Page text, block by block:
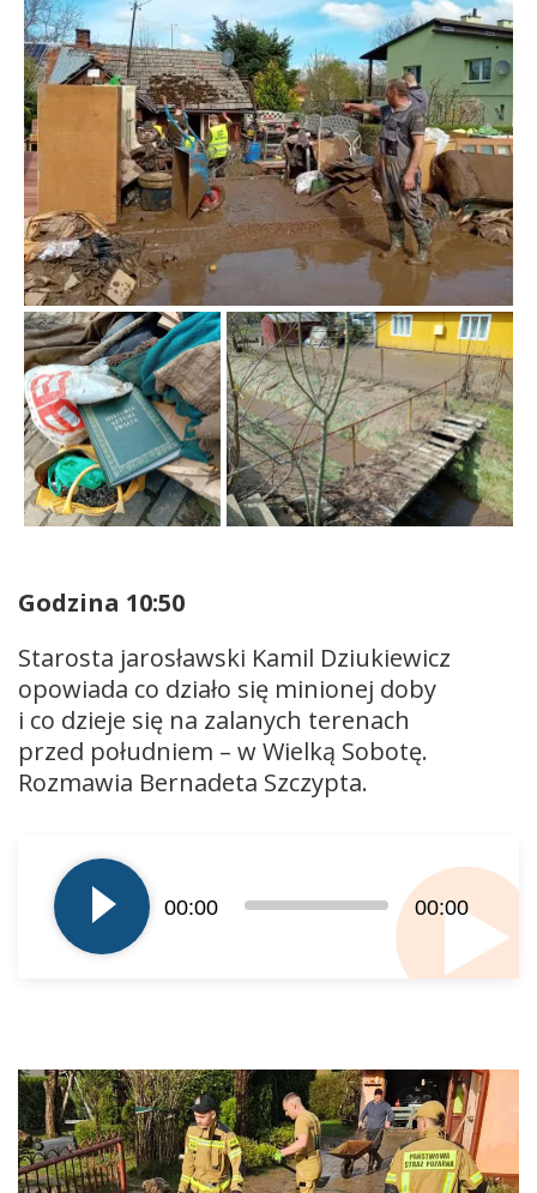
Godzina 10:50
Starosta jarosławski Kamil Dziukiewicz
opowiada co działo się minionej doby
i co dzieje się na zalanych terenach
przed południem – w Wielką Sobotę.
Rozmawia Bernadeta Szczypta.
plików
dźwiękowych
00:00 00:00